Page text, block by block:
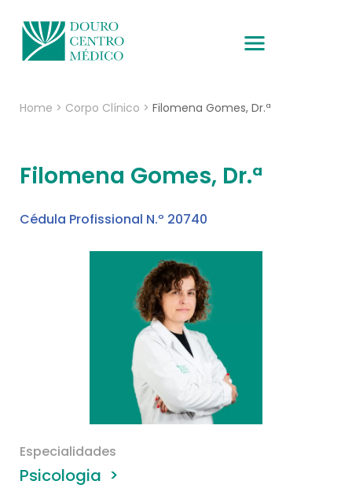
Home > Corpo Clínico > Filomena Gomes, Dr.ª
Filomena Gomes, Dr.ª
Cédula Profissional N.º 20740
Especialidades
Psicologia >